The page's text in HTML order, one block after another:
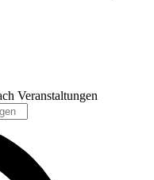
Veranstaltungen